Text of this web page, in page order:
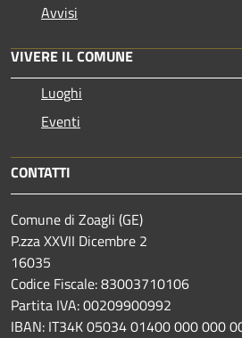
Avvisi
VIVERE IL COMUNE
Luoghi
Eventi
CONTATTI
Comune di Zoagli (GE)
P.zza XXVII Dicembre 2
16035
Codice Fiscale: 83003710106
Partita IVA: 00209900992
IBAN: IT34K 05034 01400 000 000